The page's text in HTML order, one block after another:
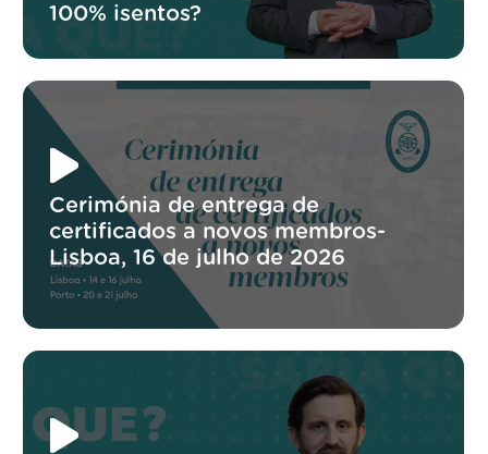
100% isentos?
Cerimónia de entrega de
certificados a novos membros-
Lisboa, 16 de julho de 2026